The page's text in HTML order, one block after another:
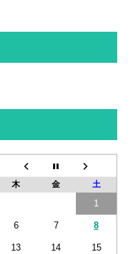
木 金 土
1
6 7 8
13 14 15